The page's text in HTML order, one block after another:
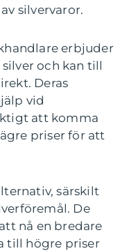
silvervaror.
erbjuder
och kan till
Deras
vid
att komma
priser för att
särskilt
De
nå en bredare
till högre priser